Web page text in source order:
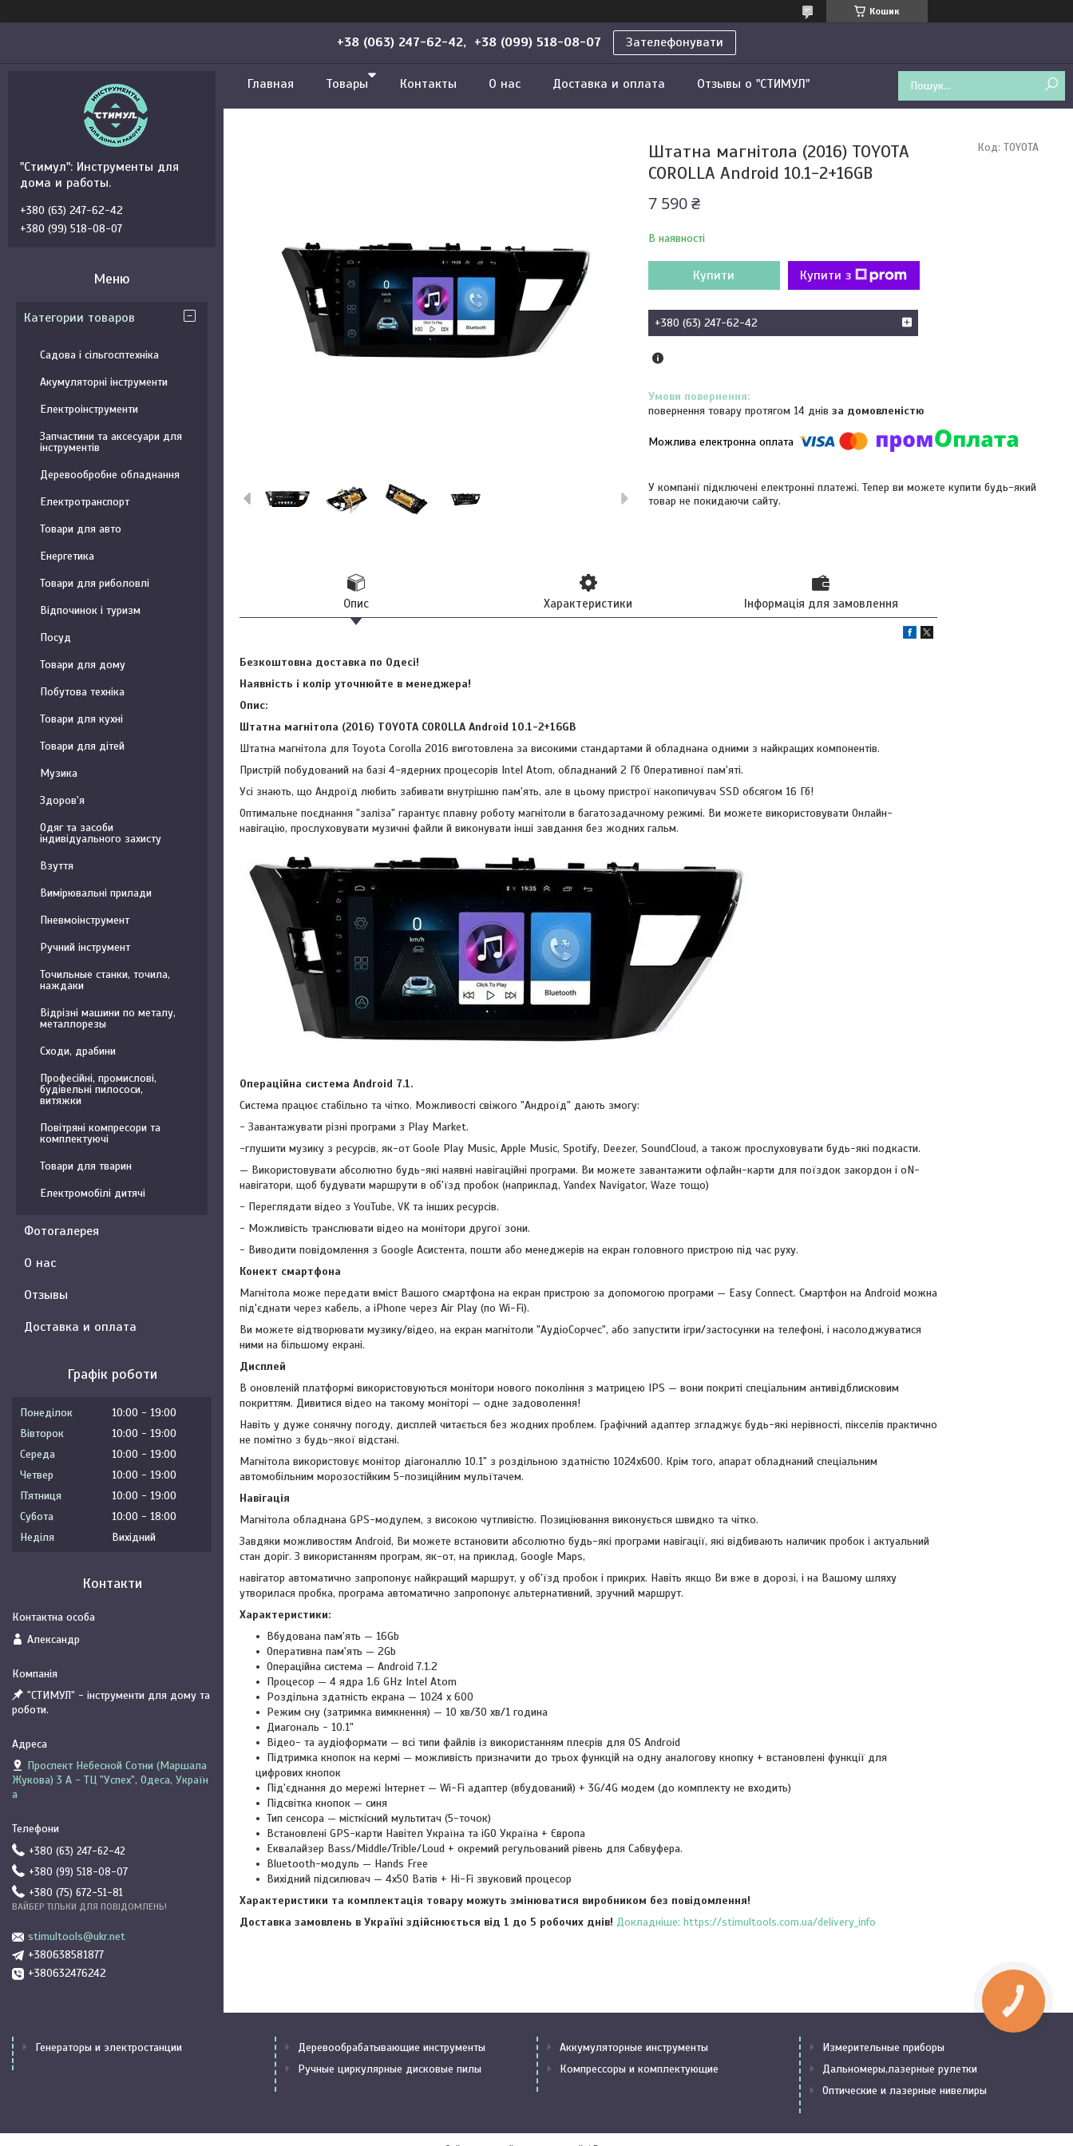
Кошик
+38 (063) 247-62-42, +38 (099) 518-08-07 Зателефонувати
Главная Товары Контакты О нас Доставка и оплата Отзывы о "СТИМУЛ"
Штатна магнітола (2016) TOYOTA
COROLLA Android 10.1-2+16GB
7 590 ₴
В наявності
Код: TOYOTA
Купити Купити з
+380 (63) 247-62-42
повернення товару протягом 14 днів за домовленістю
У компанії підключені електронні платежі. Тепер ви можете купити будь-який
товар не покидаючи сайту.
Опис Характеристики Інформація для замовлення
Безкоштовна доставка по Одесі!
Наявність і колір уточнюйте в менеджера!
Опис:
Штатна магнітола (2016) TOYOTA COROLLA Android 10.1-2+16GB
Штатна магнітола для Toyota Corolla 2016 виготовлена за високими стандартами й обладнана одними з найкращих компонентів.
Пристрій побудований на базі 4-ядерних процесорів Intel Atom, обладнаний 2 Гб Оперативної пам'яті.
Усі знають, що Андроїд любить забивати внутрішню пам'ять, але в цьому пристрої накопичувач SSD обсягом 16 Гб!
Оптимальне поєднання "заліза" гарантує плавну роботу магнітоли в багатозадачному режимі. Ви можете використовувати Онлайн-
навігацію, прослуховувати музичні файли й виконувати інші завдання без жодних гальм.
Операційна система Android 7.1.
Система працює стабільно та чітко. Можливості свіжого "Андроїд" дають змогу:
- Завантажувати різні програми з Play Market.
-глушити музику з ресурсів, як-от Goole Play Music, Apple Music, Spotify, Deezer, SoundCloud, а також прослуховувати будь-які подкасти.
— Використовувати абсолютно будь-які наявні навігаційні програми. Ви можете завантажити офлайн-карти для поїздок закордон і оN-
навігатори, щоб будувати маршрути в об'їзд пробок (наприклад, Yandex Navigator, Waze тощо)
- Переглядати відео з YouTube, VK та інших ресурсів.
- Можливість транслювати відео на монітори другої зони.
- Виводити повідомлення з Google Асистента, пошти або менеджерів на екран головного пристрою під час руху.
Конект смартфона
Магнітола може передати вміст Вашого смартфона на екран пристрою за допомогою програми — Easy Connect. Смартфон на Android можна
під'єднати через кабель, а iPhone через Air Play (по Wi-Fi).
Ви можете відтворювати музику/відео, на екран магнітоли "АудіоСорчес", або запустити ігри/застосунки на телефоні, і насолоджуватися
ними на більшому екрані.
Дисплей
В оновленій платформі використовуються монітори нового покоління з матрицею IPS — вони покриті спеціальним антивідблисковим
покриттям. Дивитися відео на такому моніторі — одне задоволення!
Навіть у дуже сонячну погоду, дисплей читається без жодних проблем. Графічний адаптер згладжує будь-які нерівності, пікселів практично
не помітно з будь-якої відстані.
Магнітола використовує монітор діагоналлю 10.1" з роздільною здатністю 1024х600. Крім того, апарат обладнаний спеціальним
автомобільним морозостійким 5-позиційним мульїтачем.
Навігація
Магнітола обладнана GPS-модулем, з високою чутливістю. Позиціювання виконується швидко та чітко.
Завдяки можливостям Android, Ви можете встановити абсолютно будь-які програми навігації, які відбивають наличик пробок і актуальний
стан доріг. З використанням програм, як-от, на приклад, Google Maps,
навігатор автоматично запропонує найкращий маршрут, у об'їзд пробок і прикрих. Навіть якщо Ви вже в дорозі, і на Вашому шляху
утворилася пробка, програма автоматично запропонує альтернативний, зручний маршрут.
Характеристики:
Вбудована пам'ять — 16Gb
Оперативна пам'ять — 2Gb
Операційна система — Android 7.1.2
Процесор — 4 ядра 1.6 GHz Intel Atom
Роздільна здатність екрана — 1024 x 600
Режим сну (затримка вимкнення) — 10 хв/30 хв/1 година
Диагональ - 10.1"
Відео- та аудіоформати — всі типи файлів із використанням плеєрів для OS Android
Підтримка кнопок на кермі — можливість призначити до трьох функцій на одну аналогову кнопку + встановлені функції для
цифрових кнопок
Під'єднання до мережі Інтернет — Wi-Fi адаптер (вбудований) + 3G/4G модем (до комплекту не входить)
Підсвітка кнопок — синя
Тип сенсора — місткісний мультитач (5-точок)
Встановлені GPS-карти Навітел Україна та iGO Україна + Європа
Еквалайзер Bass/Middle/Trible/Loud + окремий регульований рівень для Сабвуфера.
Bluetooth-модуль — Hands Free
Вихідний підсилювач — 4x50 Ватів + Hi-Fi звуковий процесор
Характеристики та комплектація товару можуть змінюватися виробником без повідомлення!
Доставка замовлень в Україні здійснюється від 1 до 5 робочих днів! Докладніше: https://stimultools.com.ua/delivery_info
"Стимул": Инструменты для
дома и работы.
+380 (63) 247-62-42
+380 (99) 518-08-07
Категории товаров
Садова і сільгосптехніка
Акумуляторні інструменти
Електроінструменти
Запчастини та аксесуари для
інструментів
Деревообробне обладнання
Електротранспорт
Товари для авто
Енергетика
Товари для риболовлі
Відпочинок і туризм
Посуд
Товари для дому
Побутова техніка
Товари для кухні
Товари для дітей
Музика
Здоров'я
Одяг та засоби
індивідуального захисту
Взуття
Вимірювальні прилади
Пневмоінструмент
Ручний інструмент
Точильные станки, точила,
наждаки
Відрізні машини по металу,
металлорезы
Сходи, драбини
Професійні, промислові,
будівельні пилососи,
витяжки
Повітряні компресори та
комплектуючі
Товари для тварин
Електромобілі дитячі
Фотогалерея
О нас
Отзывы
Доставка и оплата
Графік роботи
Понеділок 10:00
19:00
Вівторок
10:00
19:00
Середа
10:00
19:00
Четвер
10:00
19:00
Пʼятниця
10:00
19:00
Субота
10:00
18:00
Неділя
Вихідний
Контакти
Александр
"СТИМУЛ" - інструменти для дому та
роботи.
Проспект Небесной Сотни (Маршала
Жукова) 3 А - ТЦ "Успех", Одеса, Україн
а
+380 (63) 247-62-42
+380 (99) 518-08-07
+380 (75) 672-51-81
ВАЙБЕР ТІЛЬКИ ДЛЯ ПОВІДОМЛЕНЬ!
stimultools@ukr.net
+380638581877
+380632476242
Генераторы и электростанции
Деревообрабатывающие инструменты
Ручные циркулярные дисковые пилы
Аккумуляторные инструменты
Компрессоры и комплектующие
Измерительные приборы
Дальномеры,лазерные рулетки
Оптические и лазерные нивелиры